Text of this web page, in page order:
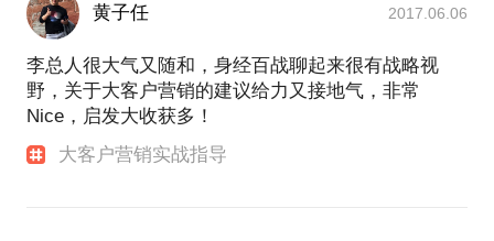
黄子任 2017.06.06
李总人很大气又随和，身经百战聊起来很有战略视
野，关于大客户营销的建议给力又接地气，非常
Nice，启发大收获多！
大客户营销实战指导